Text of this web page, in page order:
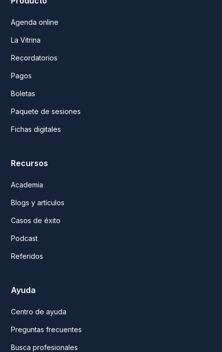
Agenda online
La Vitrina
Recordatorios
Pagos
Boletas
Paquete de sesiones
Fichas digitales
Recursos
Academia
Blogs y artículos
Casos de éxito
Podcast
Referidos
Ayuda
Centro de ayuda
Preguntas frecuentes
Busca profesionales